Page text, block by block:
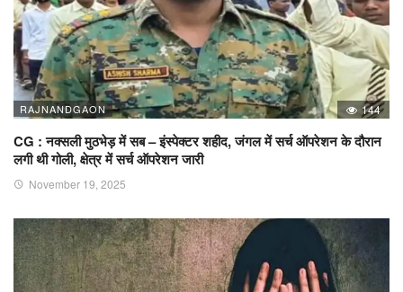
RAJNANDGAON 144
CG : नक्सली मुठभेड़ में सब – इंस्पेक्टर शहीद, जंगल में सर्च ऑपरेशन के दौरान
लगी थी गोली, क्षेत्र में सर्च ऑपरेशन जारी
November 19, 2025